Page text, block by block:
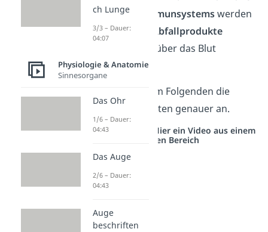
und Zellen des
Immunsystemswerden
im Blut geliefert.
Abfallprodukte
werden ebenfalls über das Blut
entsorgt.
Schauen wir uns im Folgenden die
einzelnen Gefäßarten genauer an.
Studyflix vernetzt: Hier ein Video aus einem
anderen Bereich
ch Lunge
3/3 – Dauer:
04:07
Physiologie & Anatomie
Sinnesorgane
Das Ohr
1/6 – Dauer:
04:43
Das Auge
2/6 – Dauer:
04:43
Auge
beschriften